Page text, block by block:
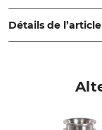
Dornstetten,
Détails de l’article
Kolibri standard M8